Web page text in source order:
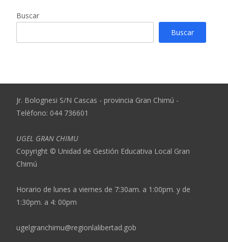
Buscar
Buscar
Jr. Bolognesi S/N Cascas - provincia Gran Chimú -
Teléfono: 044 736601
UGEL GRAN CHIMU
Copyright © Unidad de Gestión Educativa Local Gran
Chimú
Horario de lunes a viernes de 7:30am. a 1:00pm. y de
1:30pm. a 4: 00pm
ugelgranchimu@regionlalibertad.gob